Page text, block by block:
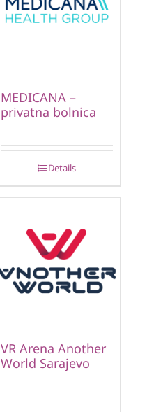
MEDICANA –
privatna bolnica
Details
VR Arena Another
World Sarajevo